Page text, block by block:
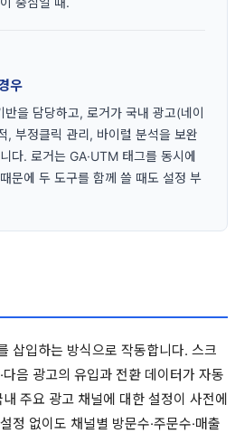
우
을 담당하고, 로거가 국내 광고(네이
, 부정클릭 관리, 바이럴 분석을 보완
다. 로거는 GA·UTM 태그를 동시에
문에 두 도구를 함께 쓸 때도 설정 부
삽입하는 방식으로 작동합니다. 스크
음 광고의 유입과 전환 데이터가 자동
주요 광고 채널에 대한 설정이 사전에
정 없이도 채널별 방문수·주문수·매출